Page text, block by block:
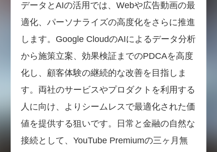
データとAIの活用では、Webや広告動画の最
適化、パーソナライズの高度化をさらに推進
します。Google CloudのAIによるデータ分析
から施策立案、効果検証までのPDCAを高度
化し、顧客体験の継続的な改善を目指しま
す。両社のサービスやプロダクトを利用する
人に向け、よりシームレスで最適化された価
値を提供する狙いです。日常と金融の自然な
接続として、YouTube Premiumの三ヶ月無